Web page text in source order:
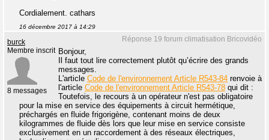
Cordialement. cathars
16 décembre 2017 à 14:29
Réponse 19 forum climatisation Bricovidéo
burck
Membre inscrit
8 messages
Bonjour,
Il faut tout lire correctement plutôt qu’écrire des grands
messages.
L'article Code de l'environnement Article R543-84 renvoie à
l'article Code de l'environnement Article R543-78 qui dit :
Toutefois, le recours à un opérateur n'est pas obligatoire
pour la mise en service des équipements à circuit hermétique,
préchargés en fluide frigorigène, contenant moins de deux
kilogrammes de fluide dès lors que leur mise en service consiste
exclusivement en un raccordement à des réseaux électriques,